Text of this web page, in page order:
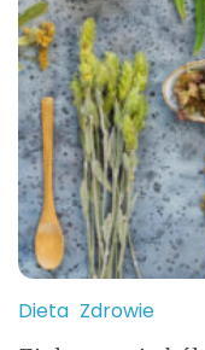
Dieta Zdrowie